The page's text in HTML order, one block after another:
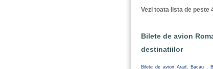
Vezi toata lista de peste
Bilete de avion
destinatiilor
Bilete de avion Arad, Bacau ,